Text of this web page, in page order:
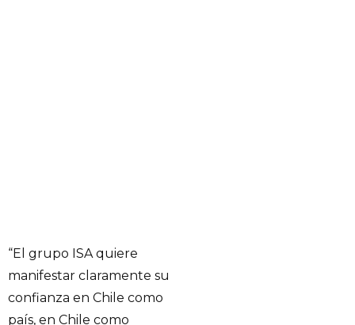
“El grupo ISA quiere
manifestar claramente su
confianza en Chile como
país, en Chile como